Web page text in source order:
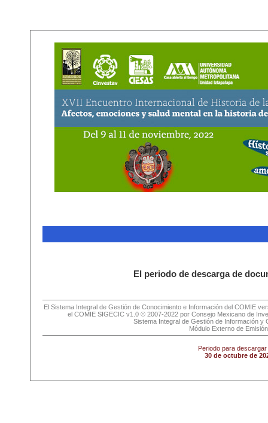
El periodo de descarga de
El Sistema Integral de Gestión de Conocimiento e Información del COMIE
el COMIE SIGECIC v1.0 © 2007-2022 por Consejo Mexicano de
Sistema Integral de Gestión de Información
Módulo Externo de
Periodo para
30 de octubre de